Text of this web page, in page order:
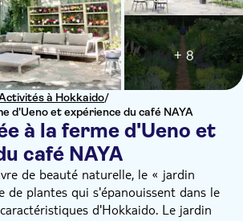
à Hokkaido/
d'Ueno et expérience du café NAYA
à la ferme d'Ueno et
café NAYA
+ 8
de beauté naturelle, le « jardin
de plantes qui s'épanouissent dans le
d'Hokkaido. Le jardin